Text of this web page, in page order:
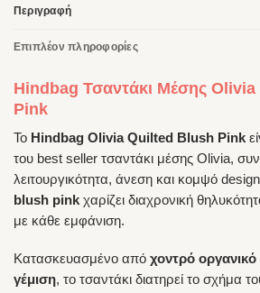
Περιγραφή
Επιπλέον πληροφορίες
Hindbag Τσαντάκι Μέσης
Pink
Το Hindbag Olivia Quilted Blush Pink
του best seller τσαντάκι μέσης Olivia,
λειτουργικότητα, άνεση και κομψό
blush pink χαρίζει διαχρονική
με κάθε εμφάνιση.
Κατασκευασμένο από χοντρό
γέμιση, το τσαντάκι διατηρεί το σχήμα